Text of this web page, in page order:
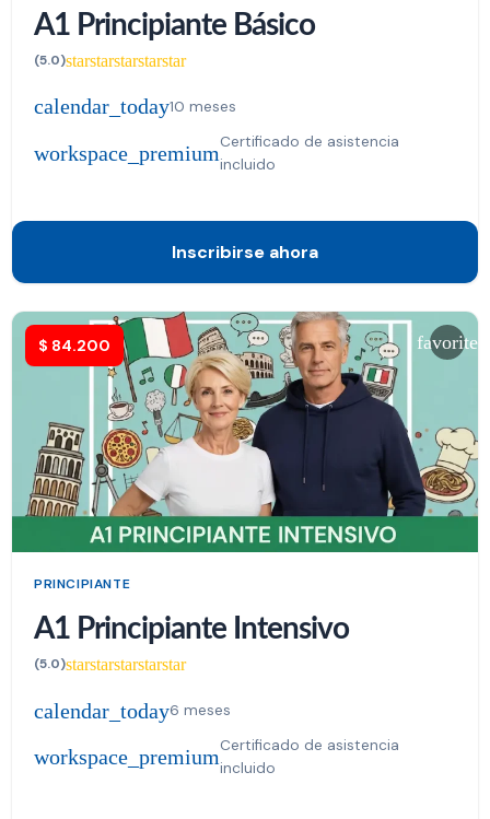
A1 Principiante Básico
(5.0)starstarstarstarstar
calendar_today10 meses
workspace_premiumCertificado de asistencia
incluido
Inscribirse ahora
$ 84.200 favorite
PRINCIPIANTE
A1 Principiante Intensivo
(5.0)starstarstarstarstar
calendar_today6 meses
workspace_premiumCertificado de asistencia
incluido